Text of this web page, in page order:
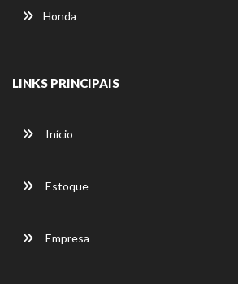
Honda
LINKS PRINCIPAIS
Início
Estoque
Empresa